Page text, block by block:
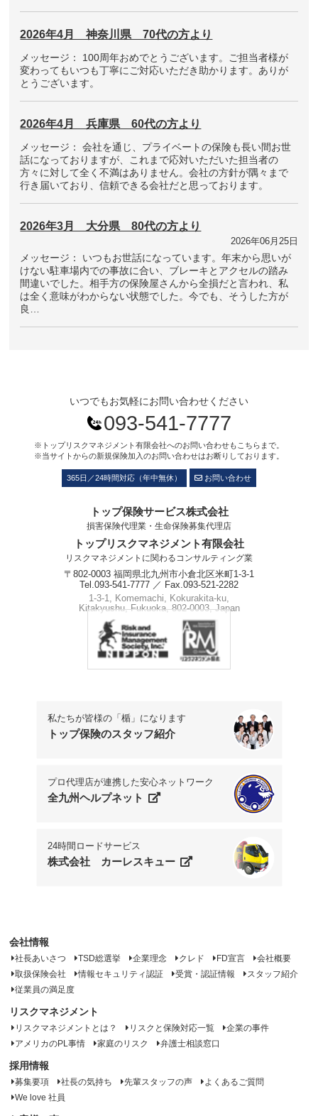
2026年4月 神奈川県 70代の方より
メッセージ： 100周年おめでとうございます。ご担当者様が
変わってもいつも丁寧にご対応いただき助かります。ありが
とうございます。
2026年4月 兵庫県 60代の方より
メッセージ： 会社を通じ、プライベートの保険も長い間お世
話になっておりますが、これまで応対いただいた担当者の
方々に対して全く不満はありません。会社の方針が隅々まで
行き届いており、信頼できる会社だと思っております。
2026年3月 大分県 80代の方より
2026年06月25日
メッセージ： いつもお世話になっています。年末から思いが
けない駐車場内での事故に合い、ブレーキとアクセルの踏み
間違いでした。相手方の保険屋さんから全損だと言われ、私
は全く意味がわからない状態でした。今でも、そうした方が
良…
いつでもお気軽にお問い合わせください
093-541-7777
※トップリスクマネジメント有限会社へのお問い合わせもこちらまで。
※当サイトからの新規保険加入のお問い合わせはお断りしております。
365日／24時間対応（年中無休） お問い合わせ
トップ保険サービス株式会社
損害保険代理業・生命保険募集代理店
トップリスクマネジメント有限会社
リスクマネジメントに関わるコンサルティング業
〒802-0003 福岡県北九州市小倉北区米町1-3-1
Tel.093-541-7777 ／ Fax.093-521-2282
1-3-1, Komemachi, Kokurakita-ku,
Kitakyushu, Fukuoka, 802-0003, Japan
Phone.+81-93-541-7777
私たちが皆様の「楯」になります
トップ保険のスタッフ紹介
プロ代理店が連携した安心ネットワーク
全九州ヘルプネット
24時間ロードサービス
株式会社 カーレスキュー
会社情報
社長あいさつ TSD総選挙 企業理念 クレド FD宣言
会社概要
取扱保険会社
情報セキュリティ認証 受賞・認証情報
スタッフ紹介
従業員の満足度
リスクマネジメント
リスクマネジメントとは？ リスクと保険対応一覧
企業の事件
アメリカのPL事情
家庭のリスク 弁護士相談窓口
採用情報
募集要項 社長の気持ち 先輩スタッフの声
よくあるご質問
We love 社員